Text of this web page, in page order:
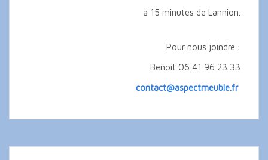
à 15 minutes de Lannion.
Pour nous joindre :
Benoit 06 41 96 23 33
contact@aspectmeuble.fr